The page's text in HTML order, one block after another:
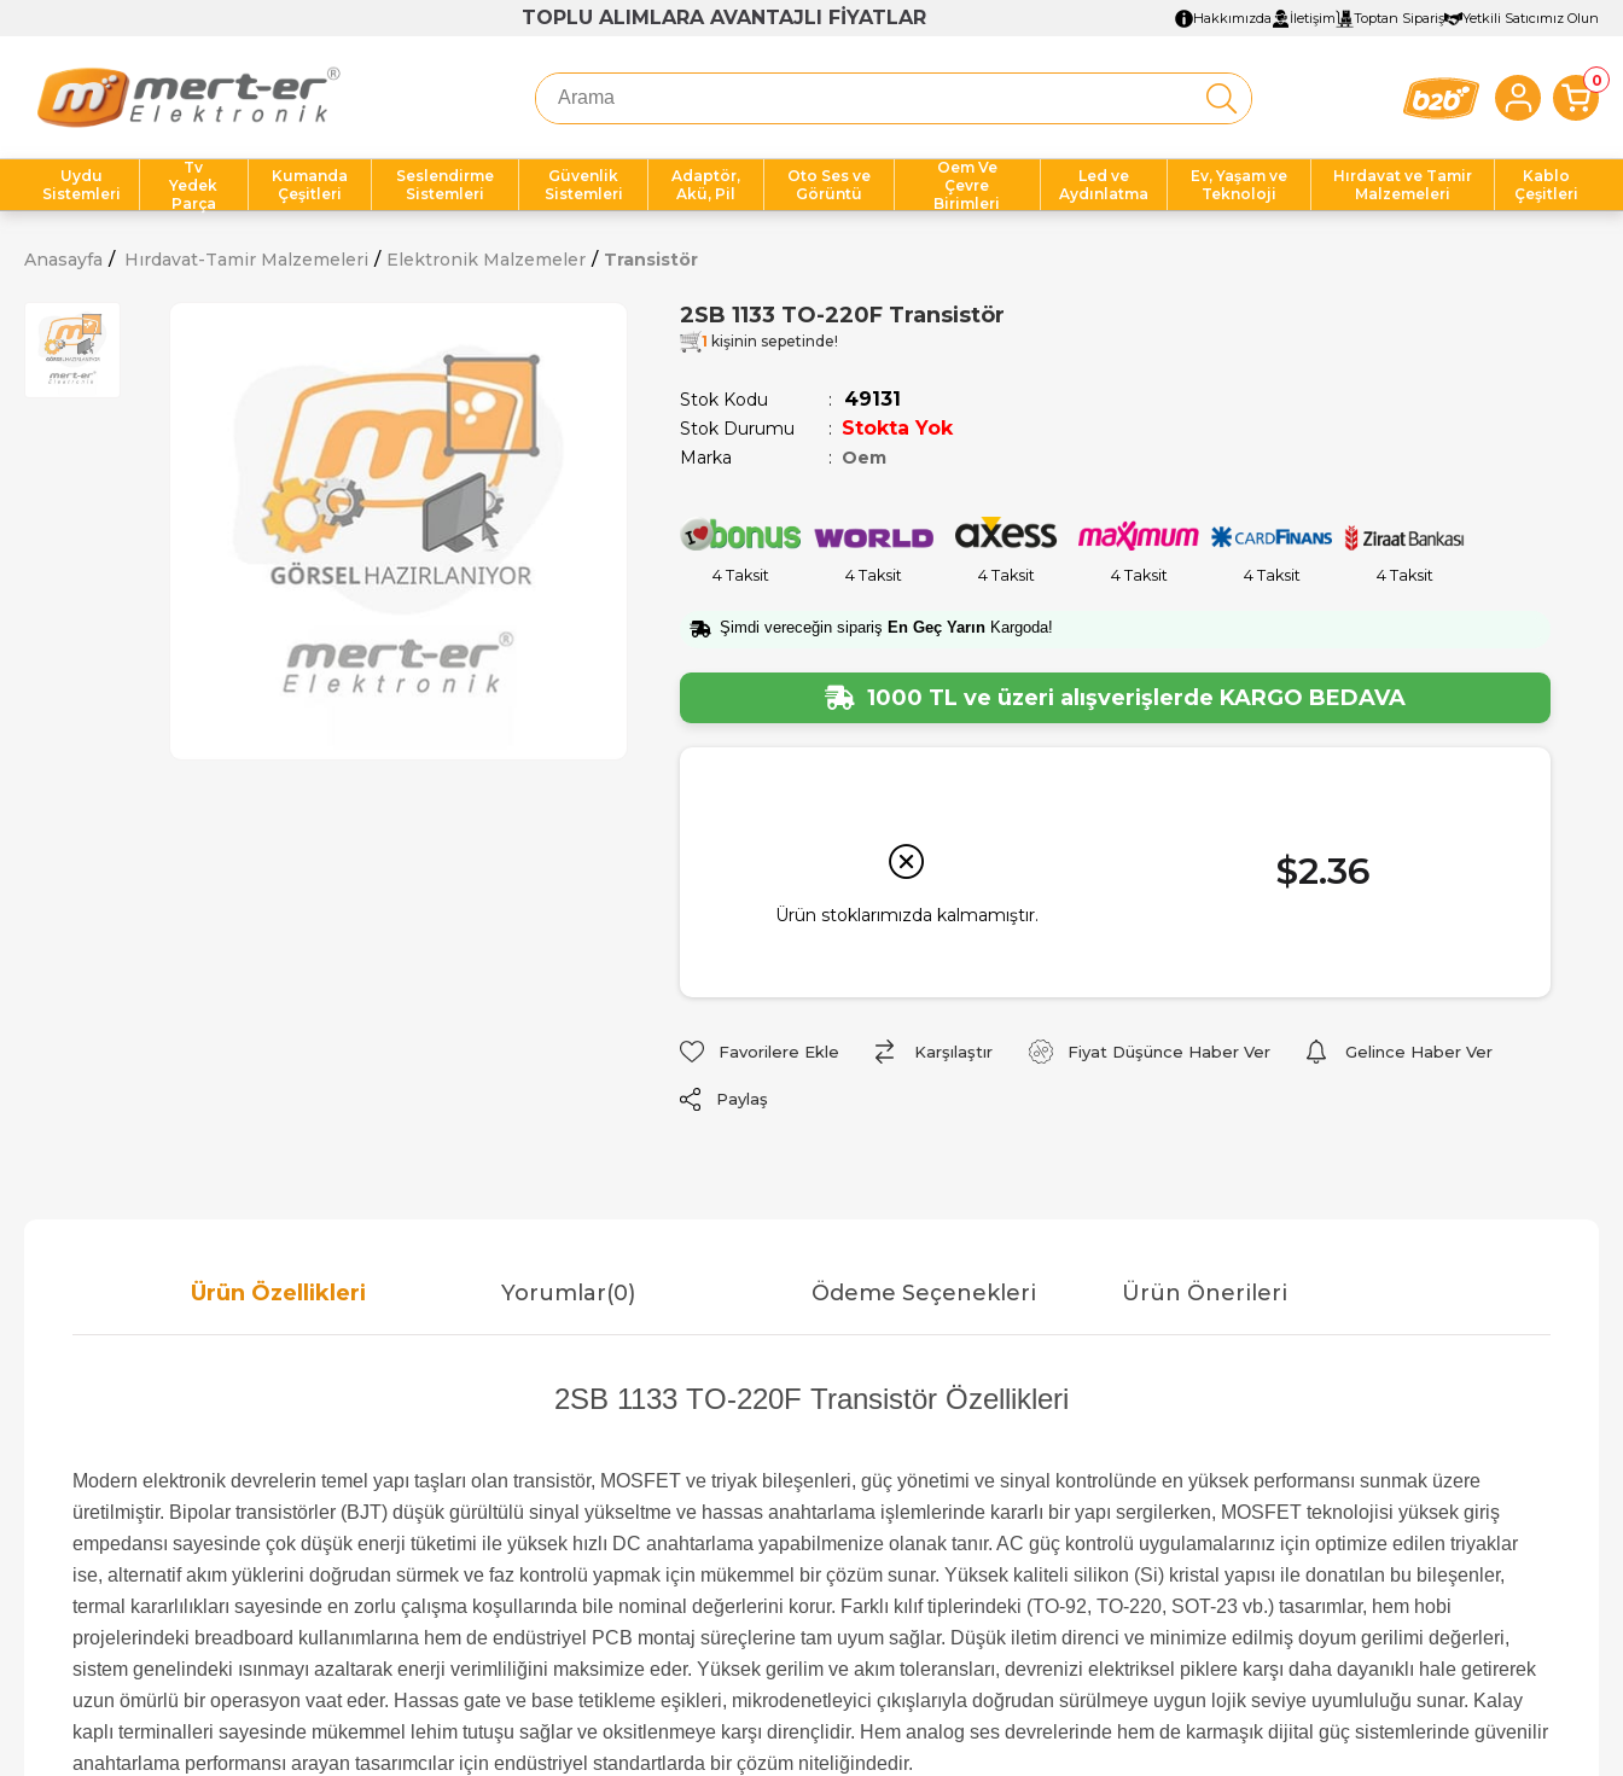
TOPLU ALIMLARA AVANTAJLI FİYATLAR Hakkımızda İletişim Toptan Sipariş Yetkili Satıcımız Olun
0
Uydu
Sistemleri
Tv
Yedek
Parça
Kumanda
Çeşitleri
Seslendirme
Sistemleri
Güvenlik
Sistemleri
Adaptör,
Akü, Pil
Oto Ses ve
Görüntü
Oem Ve
Çevre
Birimleri
Led ve
Aydınlatma
Ev, Yaşam ve
Teknoloji
Hırdavat ve Tamir
Malzemeleri
Kablo
Çeşitleri
Anasayfa Hırdavat-Tamir Malzemeleri Elektronik Malzemeler Transistör
2SB 1133 TO-220F Transistör
1 kişinin sepetinde!
Stok Kodu 49131
Stok Durumu : Stokta Yok
Marka : Oem
4 Taksit 4 Taksit 4 Taksit 4 Taksit 4 Taksit 4 Taksit
Şimdi vereceğin sipariş En Geç Yarın Kargoda!
1000 TL ve üzeri alışverişlerde KARGO BEDAVA
Ürün stoklarımızda kalmamıştır.
$2.36
Favorilere Ekle Karşılaştır Fiyat Düşünce Haber Ver Gelince Haber Ver
Paylaş
Ürün Özellikleri Yorumlar(0) Ödeme Seçenekleri Ürün Önerileri
2SB 1133 TO-220F Transistör Özellikleri
Modern elektronik devrelerin temel yapı taşları olan transistör, MOSFET ve triyak bileşenleri, güç yönetimi ve sinyal kontrolünde en yüksek performansı sunmak üzere
üretilmiştir. Bipolar transistörler (BJT) düşük gürültülü sinyal yükseltme ve hassas anahtarlama işlemlerinde kararlı bir yapı sergilerken, MOSFET teknolojisi yüksek giriş
empedansı sayesinde çok düşük enerji tüketimi ile yüksek hızlı DC anahtarlama yapabilmenize olanak tanır. AC güç kontrolü uygulamalarınız için optimize edilen triyaklar
ise, alternatif akım yüklerini doğrudan sürmek ve faz kontrolü yapmak için mükemmel bir çözüm sunar. Yüksek kaliteli silikon (Si) kristal yapısı ile donatılan bu bileşenler,
termal kararlılıkları sayesinde en zorlu çalışma koşullarında bile nominal değerlerini korur. Farklı kılıf tiplerindeki (TO-92, TO-220, SOT-23 vb.) tasarımlar, hem hobi
projelerindeki breadboard kullanımlarına hem de endüstriyel PCB montaj süreçlerine tam uyum sağlar. Düşük iletim direnci ve minimize edilmiş doyum gerilimi değerleri,
sistem genelindeki ısınmayı azaltarak enerji verimliliğini maksimize eder. Yüksek gerilim ve akım toleransları, devrenizi elektriksel piklere karşı daha dayanıklı hale getirerek
uzun ömürlü bir operasyon vaat eder. Hassas gate ve base tetikleme eşikleri, mikrodenetleyici çıkışlarıyla doğrudan sürülmeye uygun lojik seviye uyumluluğu sunar. Kalay
kaplı terminalleri sayesinde mükemmel lehim tutuşu sağlar ve oksitlenmeye karşı dirençlidir. Hem analog ses devrelerinde hem de karmaşık dijital güç sistemlerinde güvenilir
anahtarlama performansı arayan tasarımcılar için endüstriyel standartlarda bir çözüm niteliğindedir.